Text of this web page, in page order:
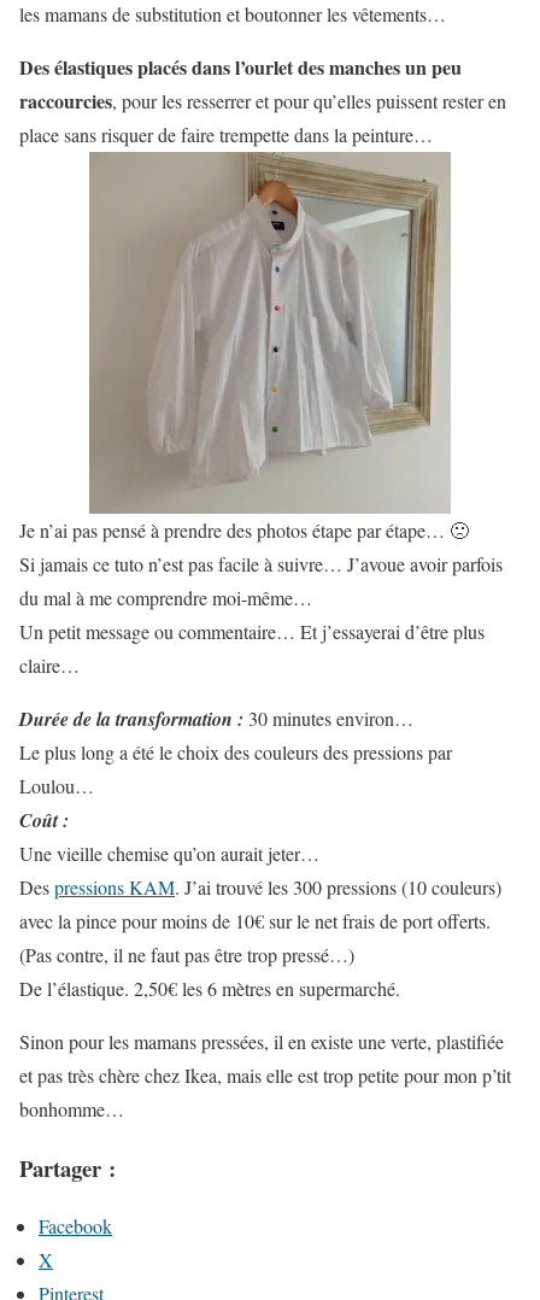
les mamans de substitution et boutonner les vêtements…
Des élastiques placés dans l’ourlet des manches un peu
raccourcies, pour les resserrer et pour qu’elles puissent rester en
place sans risquer de faire trempette dans la peinture…
Je n’ai pas pensé à prendre des photos étape par étape… 🙁
Si jamais ce tuto n’est pas facile à suivre… J’avoue avoir parfois
du mal à me comprendre moi-même…
Un petit message ou commentaire… Et j’essayerai d’être plus
claire…
Durée de la transformation : 30 minutes environ…
Le plus long a été le choix des couleurs des pressions par
Loulou…
Coût :
Une vieille chemise qu’on aurait jeter…
Despressions KAM. J’ai trouvé les 300 pressions (10 couleurs)
avec la pince pour moins de 10€ sur le net frais de port offerts.
(Pas contre, il ne faut pas être trop pressé…)
De l’élastique. 2,50€ les 6 mètres en supermarché.
Sinon pour les mamans pressées, il en existe une verte, plastifiée
et pas très chère chez Ikea, mais elle est trop petite pour mon p’tit
bonhomme…
Partager :
Facebook
X
Pinterest